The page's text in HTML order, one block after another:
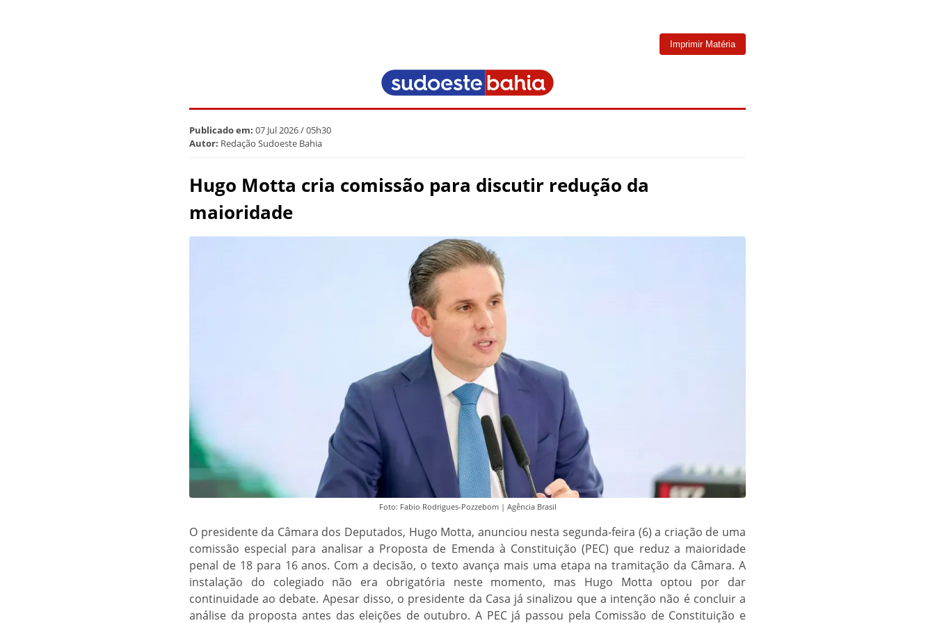
Imprimir Matéria
Publicado em: 07 Jul 2026 / 05h30
Autor: Redação Sudoeste Bahia
Hugo Motta cria comissão para discutir redução da
maioridade
Foto: Fabio Rodrigues-Pozzebom | Agência Brasil
O presidente da Câmara dos Deputados, Hugo Motta, anunciou nesta segunda-feira (6) a criação de uma
comissão especial para analisar a Proposta de Emenda à Constituição (PEC) que reduz a maioridade
penal de 18 para 16 anos. Com a decisão, o texto avança mais uma etapa na tramitação da Câmara. A
instalação do colegiado não era obrigatória neste momento, mas Hugo Motta optou por dar
continuidade ao debate. Apesar disso, o presidente da Casa já sinalizou que a intenção não é concluir a
análise da proposta antes das eleições de outubro. A PEC já passou pela Comissão de Constituição e